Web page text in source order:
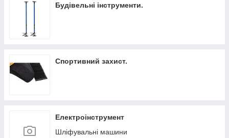
Будівельні інструменти.
Спортивний захист.
Електроінструмент
Шліфувальні машини